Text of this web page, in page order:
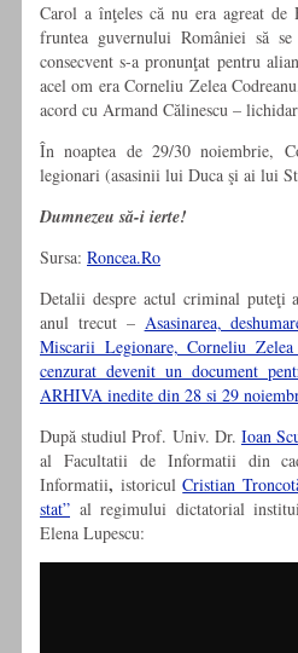
Carol a înţeles că nu era agreat
fruntea gu­vernului României să
consecvent s-a pronunţat pen­tru
acel om era Corneliu Zelea
acord cu Armand Călinescu –
În noaptea de 29/30 noiembrie,
legionari (asa­sinii lui Duca şi ai lui
Dumnezeu să-i ierte!
Sursa: Roncea.Ro
Detalii despre actul criminal
anul trecut – Asasinarea,
Miscarii Legionare, Corneliu
cenzurat devenit un document
ARHIVA inedite din 28 si 29
După studiul Prof. Univ. Dr. Ioan
al Facultatii de Informatii din
Informatii, istoriculCristian
stat” al regimului dictatorial
Elena Lupescu: